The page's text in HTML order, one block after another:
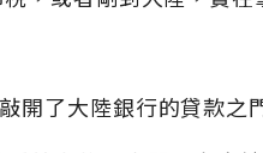
開了大陸銀行的貸款之